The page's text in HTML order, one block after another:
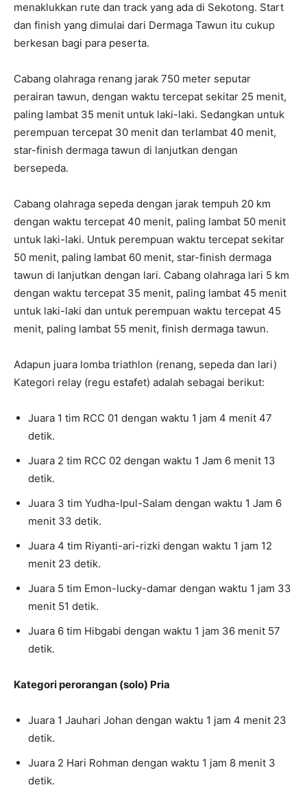
menaklukkan rute dan track yang ada di Sekotong. Start
dan finish yang dimulai dari Dermaga Tawun itu cukup
berkesan bagi para peserta.
Cabang olahraga renang jarak 750 meter seputar
perairan tawun, dengan waktu tercepat sekitar 25 menit,
paling lambat 35 menit untuk laki-laki. Sedangkan untuk
perempuan tercepat 30 menit dan terlambat 40 menit,
star-finish dermaga tawun di lanjutkan dengan
bersepeda.
Cabang olahraga sepeda dengan jarak tempuh 20 km
dengan waktu tercepat 40 menit, paling lambat 50 menit
untuk laki-laki. Untuk perempuan waktu tercepat sekitar
50 menit, paling lambat 60 menit, star-finish dermaga
tawun di lanjutkan dengan lari. Cabang olahraga lari 5 km
dengan waktu tercepat 35 menit, paling lambat 45 menit
untuk laki-laki dan untuk perempuan waktu tercepat 45
menit, paling lambat 55 menit, finish dermaga tawun.
Adapun juara lomba triathlon (renang, sepeda dan lari)
Kategori relay (regu estafet) adalah sebagai berikut:
Juara 1 tim RCC 01 dengan waktu 1 jam 4 menit 47
detik.
Juara 2 tim RCC 02 dengan waktu 1 Jam 6 menit 13
detik.
Juara 3 tim Yudha-Ipul-Salam dengan waktu 1 Jam 6
menit 33 detik.
Juara 4 tim Riyanti-ari-rizki dengan waktu 1 jam 12
menit 23 detik.
Juara 5 tim Emon-lucky-damar dengan waktu 1 jam 33
menit 51 detik.
Juara 6 tim Hibgabi dengan waktu 1 jam 36 menit 57
detik.
Kategori perorangan (solo) Pria
Juara 1 Jauhari Johan dengan waktu 1 jam 4 menit 23
detik.
Juara 2 Hari Rohman dengan waktu 1 jam 8 menit 3
detik.